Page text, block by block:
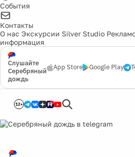
События
Контакты
О нас Экскурсии Silver Studio
информация
Слушайте
Серебряный
дождь
App Store Google Play
12+